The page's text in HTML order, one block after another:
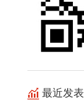
最近发表